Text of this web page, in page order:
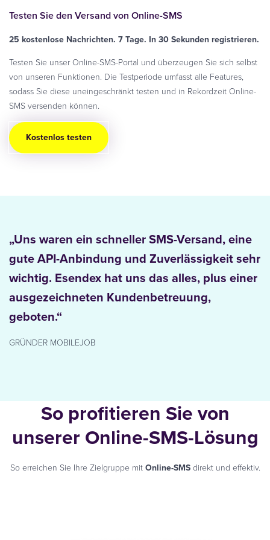
Testen Sie den Versand von Online-SMS
25 kostenlose Nachrichten. 7 Tage. In 30 Sekunden registrieren.
Testen Sie unser Online-SMS-Portal und überzeugen Sie sich selbst
von unseren Funktionen. Die Testperiode umfasst alle Features,
sodass Sie diese uneingeschränkt testen und in Rekordzeit Online-
SMS versenden können.
Kostenlos testen
„Uns waren ein schneller SMS-Versand, eine
gute API-Anbindung und Zuverlässigkeit sehr
wichtig. Esendex hat uns das alles, plus einer
ausgezeichneten Kundenbetreuung,
geboten.“
GRÜNDER MOBILEJOB
So profitieren Sie von
unserer Online-SMS-Lösung
So erreichen Sie Ihre Zielgruppe mitOnline-SMSdirekt und effektiv.